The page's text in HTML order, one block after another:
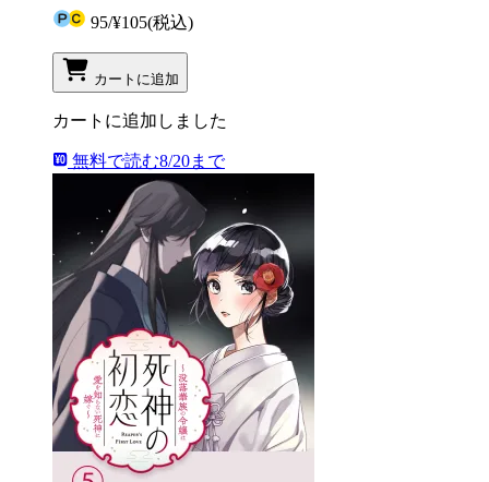
95/¥105(税込)
カートに追加
カートに追加しました
無料で読む8/20まで